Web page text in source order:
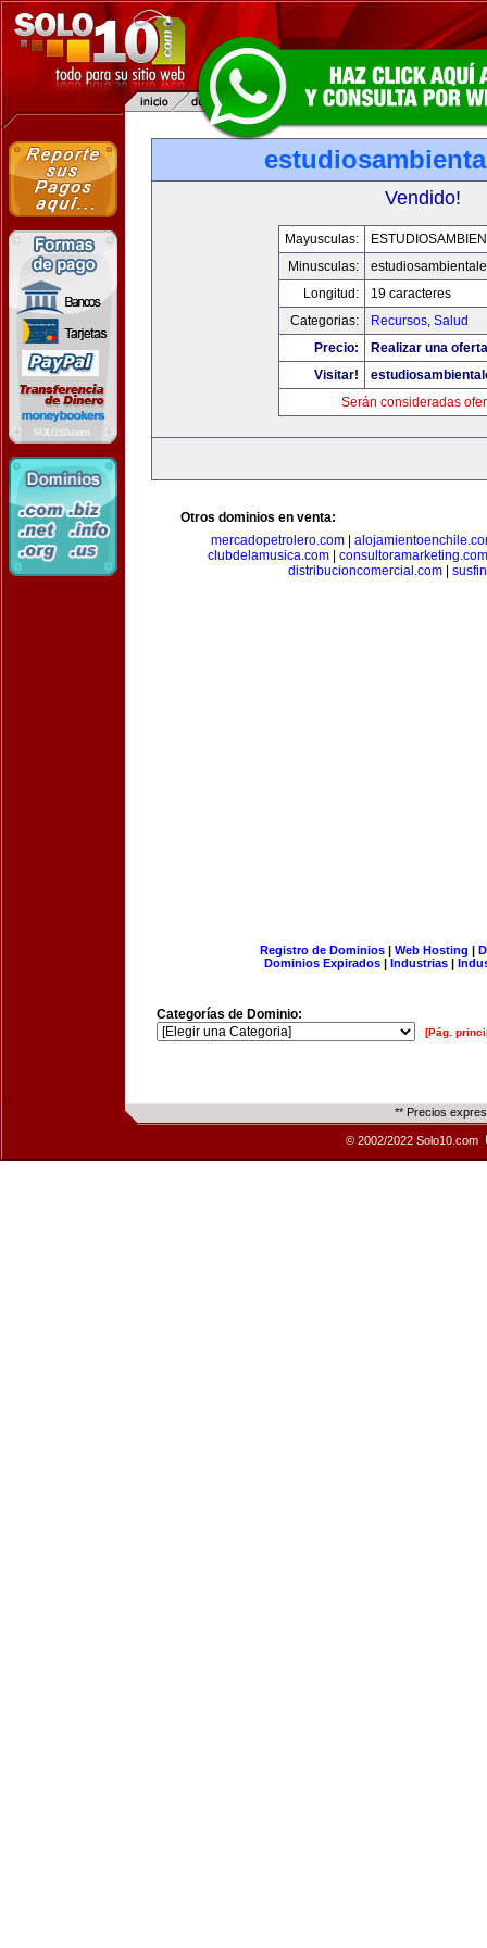
Vendido!
Mayusculas:
Minusculas:
Longitud:
19 caracteres
Categorias:
Recursos, Salud
Precio:
Realizar una
Visitar!
Serán consideradas
Otros dominios en venta:
mercadopetrolero.com|
clubdelamusica.com
consultoramarketing.com
distribucioncomercial.com
Registro de Dominios| Web Hosting |
Dominios Expirados | Industrias |
Categorías de Dominio:
[Pág.
** Precios
© 2002/2022 Solo10.com